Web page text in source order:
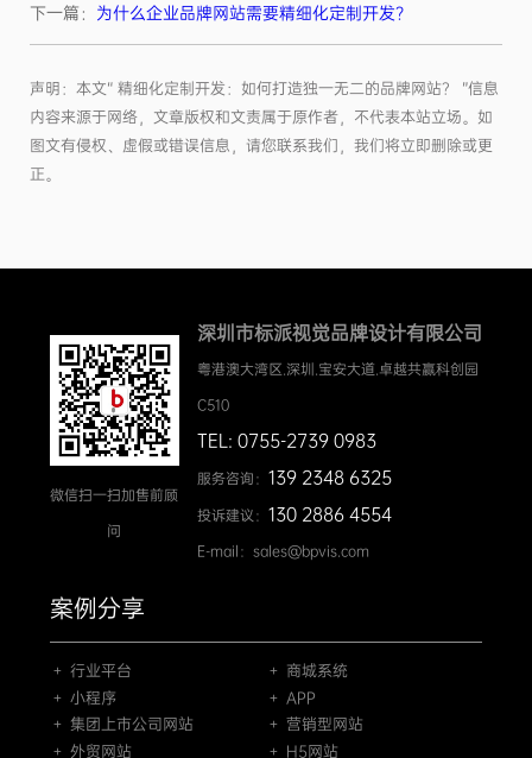
下一篇： 为什么企业品牌网站需要精细化定制开发？
声明：本文“ 精细化定制开发：如何打造独一无二的品牌网站？ ”信息
内容来源于网络，文章版权和文责属于原作者，不代表本站立场。如
图文有侵权、虚假或错误信息，请您联系我们，我们将立即删除或更
正。
微信扫一扫加售前顾
问
深圳市标派视觉品牌设计有限公司
粤港澳大湾区.深圳.宝安大道.卓越共赢科创园
C510
TEL: 0755-2739 0983
服务咨询： 139 2348 6325
投诉建议： 130 2886 4554
E-mail：sales@bpvis.com
案例分享
＋ 行业平台
＋ 商城系统
＋ 小程序
＋ APP
＋ 集团上市公司网站
＋ 营销型网站
＋ 外贸网站
＋ H5网站